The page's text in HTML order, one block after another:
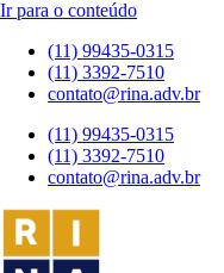
Ir para o conteúdo
(11) 99435-0315
(11) 3392-7510
contato@rina.adv.br
(11) 99435-0315
(11) 3392-7510
contato@rina.adv.br